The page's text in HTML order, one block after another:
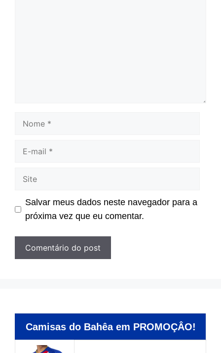
Nome
Site
Salvar meus dados neste navegador para a
próxima vez que eu comentar.
Camisas do Bahêa em PROMOÇÂO!